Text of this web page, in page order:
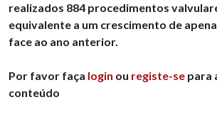
realizados 884 procedimentos
equivalente a um crescimento de
face ao ano anterior.
Por favor faça login ou registe-se para
conteúdo